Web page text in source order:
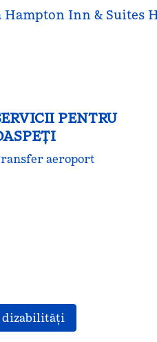
Inn & Suites
PENTRU
aeroport
dizabilităţi